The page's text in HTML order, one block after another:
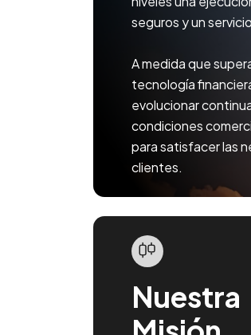
seguros y un
A medida que
tecnología
evolucionar
condiciones
para satisfacer las
clientes.
Nuestra